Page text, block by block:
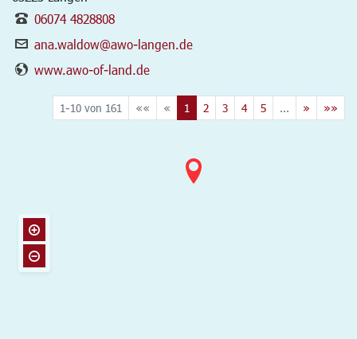
06074 4828808
ana.waldow@awo-langen.de
www.awo-of-land.de
1-10 von 161 «« « 1 2 3 4 5 ... » »»